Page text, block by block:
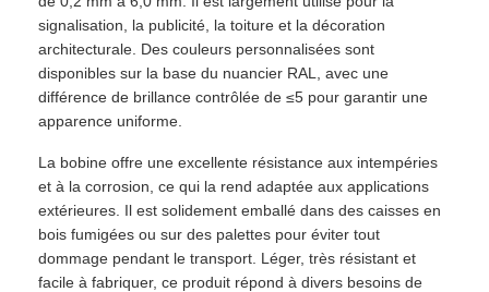
signalisation, la publicité, la toiture et la décoration
architecturale. Des couleurs personnalisées sont
disponibles sur la base du nuancier RAL, avec une
différence de brillance contrôlée de ≤5 pour garantir une
apparence uniforme.
La bobine offre une excellente résistance aux intempéries
et à la corrosion, ce qui la rend adaptée aux applications
extérieures. Il est solidement emballé dans des caisses en
bois fumigées ou sur des palettes pour éviter tout
dommage pendant le transport. Léger, très résistant et
facile à fabriquer, ce produit répond à divers besoins de